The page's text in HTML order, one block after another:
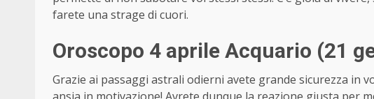
farete una strage di cuori.
Oroscopo 4 aprile Acquario (21
Grazie ai passaggi astrali odierni avete grande sicurezza in
ansia in motivazione! Avrete dunque la reazione giusta per